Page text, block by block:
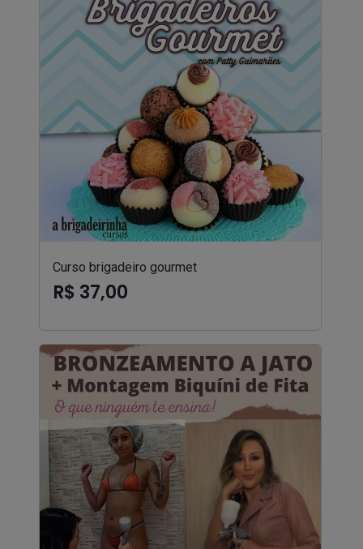
Curso brigadeiro gourmet
R$ 37,00